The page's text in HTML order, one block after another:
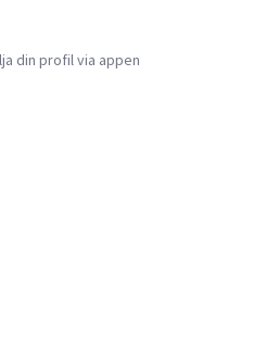
din profil via appen